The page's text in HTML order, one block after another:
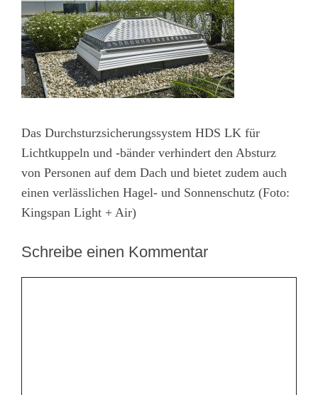
Das Durchsturzsicherungssystem HDS LK für
Lichtkuppeln und -bänder verhindert den Absturz
von Personen auf dem Dach und bietet zudem auch
einen verlässlichen Hagel- und Sonnenschutz (Foto:
Kingspan Light + Air)
Schreibe einen Kommentar